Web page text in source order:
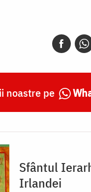
noastre pe
Sfântul
Irlandei